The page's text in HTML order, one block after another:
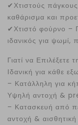
✔Χτιστούς
καθάρισμα και
✔Χτιστό φούρνο –
ιδανικός για ψωμί,
Γιατί να Επιλέξετε
Ιδανική για κάθε
– Κατάλληλη για
Υψηλή αντοχή &
– Κατασκευή από
αντοχή & αισθητική